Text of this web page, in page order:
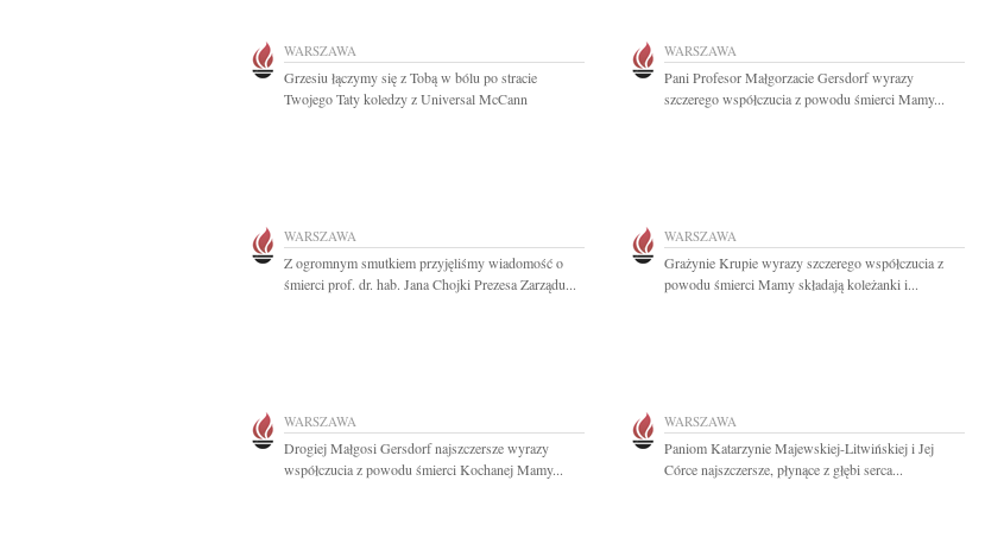
WARSZAWA
Grzesiu łączymy się z Tobą w bólu po stracie
Twojego Taty koledzy z Universal McCann
WARSZAWA
Pani Profesor Małgorzacie Gersdorf wyrazy
szczerego współczucia z powodu śmierci Mamy...
WARSZAWA
Z ogromnym smutkiem przyjęliśmy wiadomość o
śmierci prof. dr. hab. Jana Chojki Prezesa Zarządu...
WARSZAWA
Grażynie Krupie wyrazy szczerego współczucia z
powodu śmierci Mamy składają koleżanki i...
WARSZAWA
Drogiej Małgosi Gersdorf najszczersze wyrazy
współczucia z powodu śmierci Kochanej Mamy...
WARSZAWA
Paniom Katarzynie Majewskiej-Litwińskiej i Jej
Córce najszczersze, płynące z głębi serca...